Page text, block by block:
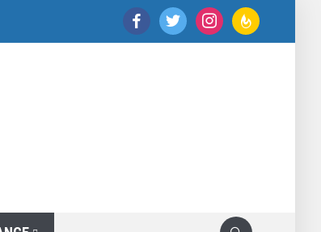
facebooktwitter instagramfeedburner